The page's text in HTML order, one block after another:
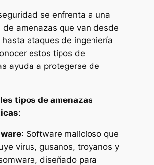
se enfrenta a una
de amenazas que van desde
hasta ataques de ingeniería
estos tipos de
ayuda a protegerse de
tipos de amenazas
:
: Software malicioso que
virus, gusanos, troyanos y
diseñado para